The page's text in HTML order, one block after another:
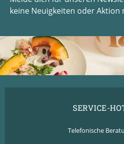
keine Neuigkeiten oder Aktion
SERVICE-
Telefonische